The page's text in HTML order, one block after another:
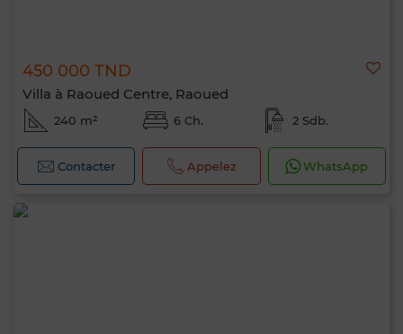
450 000 TND
Villa à Raoued Centre, Raoued
240 m² 6 Ch. 2 Sdb.
Contacter Appelez WhatsApp